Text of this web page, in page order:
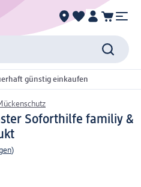
günstig einkaufen
Soforthilfe familiy &
)